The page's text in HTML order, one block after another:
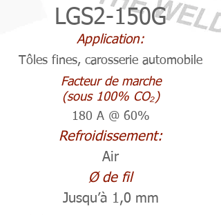
LGS2-150G
Application:
Tôles fines, carosserie automobile
Facteur de marche
(sous 100% CO₂)
180 A @ 60%
Refroidissement:
Air
Ø de fil
Jusqu’à 1,0 mm